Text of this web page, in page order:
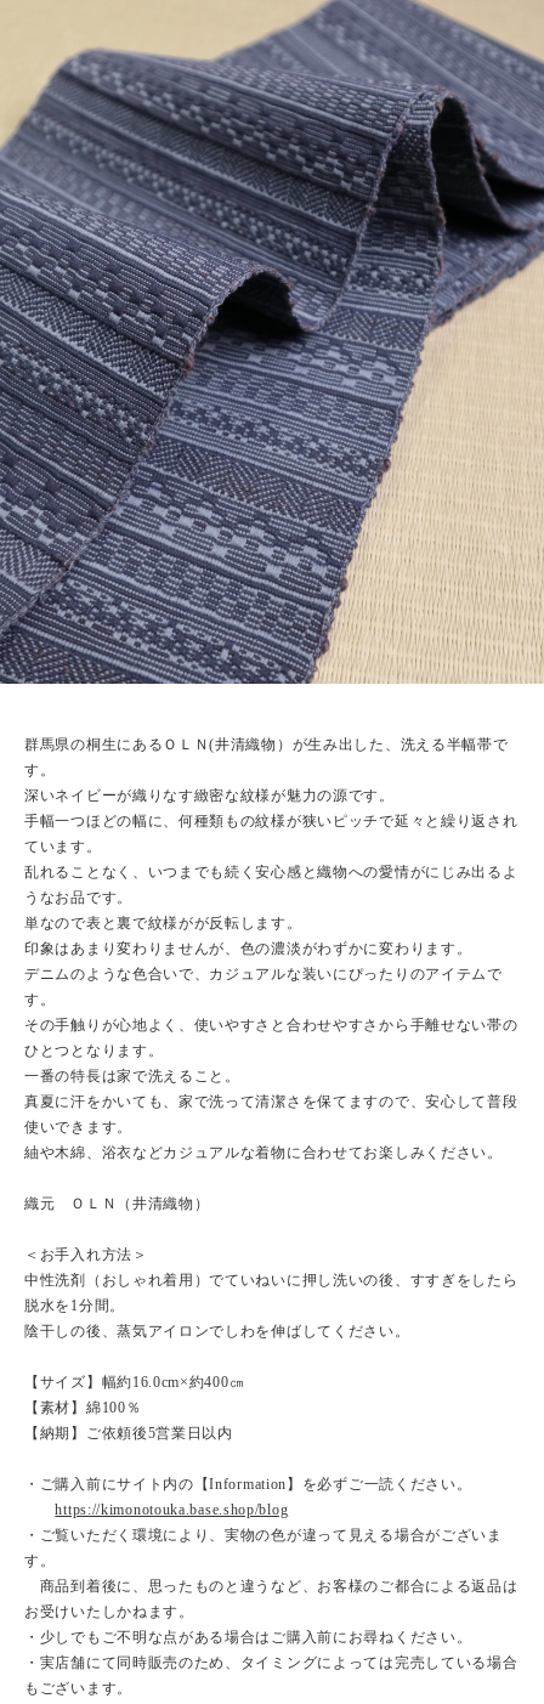
群馬県の桐生にあるＯＬＮ(井清織物）が生み出した、洗える半幅帯で
す。
深いネイビーが織りなす緻密な紋様が魅力の源です。
手幅一つほどの幅に、何種類もの紋様が狭いピッチで延々と繰り返され
ています。
乱れることなく、いつまでも続く安心感と織物への愛情がにじみ出るよ
うなお品です。
単なので表と裏で紋様がが反転します。
印象はあまり変わりませんが、色の濃淡がわずかに変わります。
デニムのような色合いで、カジュアルな装いにぴったりのアイテムで
す。
その手触りが心地よく、使いやすさと合わせやすさから手離せない帯の
ひとつとなります。
一番の特長は家で洗えること。
真夏に汗をかいても、家で洗って清潔さを保てますので、安心して普段
使いできます。
紬や木綿、浴衣などカジュアルな着物に合わせてお楽しみください。
織元 ＯＬＮ（井清織物）
＜お手入れ方法＞
中性洗剤（おしゃれ着用）でていねいに押し洗いの後、すすぎをしたら
脱水を1分間。
陰干しの後、蒸気アイロンでしわを伸ばしてください。
【サイズ】幅約16.0cm×約400㎝
【素材】綿100％
【納期】ご依頼後5営業日以内
・ご購入前にサイト内の【Information】を必ずご一読ください。
https://kimonotouka.base.shop/blog
・ご覧いただく環境により、実物の色が違って見える場合がございま
す。
商品到着後に、思ったものと違うなど、お客様のご都合による返品は
お受けいたしかねます。
・少しでもご不明な点がある場合はご購入前にお尋ねください。
・実店舗にて同時販売のため、タイミングによっては完売している場合
もございます。